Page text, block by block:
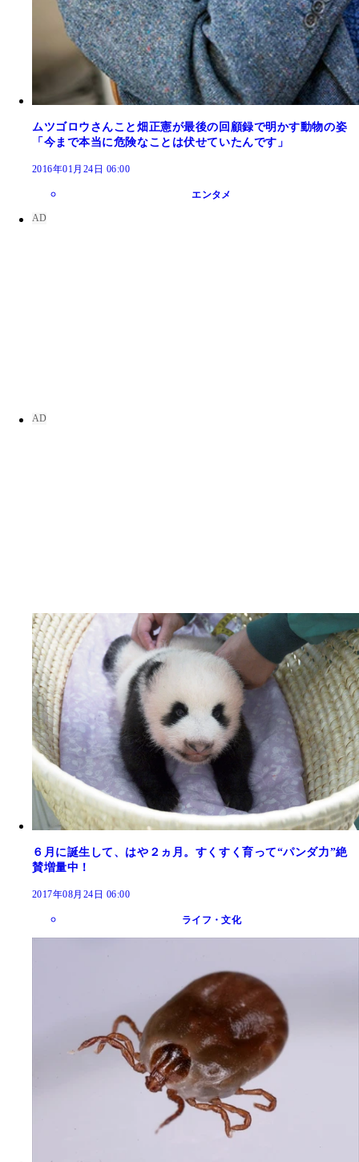
ムツゴロウさんこと畑正憲が最後の回顧録で明かす動物の姿
「今まで本当に危険なことは伏せていたんです」
2016年01月24日 06:00
エンタメ
６月に誕生して、はや２ヵ月。すくすく育って“パンダ力”絶
賛増量中！
2017年08月24日 06:00
ライフ・文化